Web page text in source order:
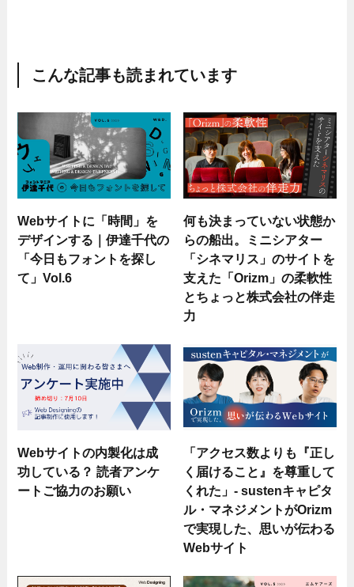
こんな記事も読まれています
Webサイトに「時間」を
デザインする｜伊達千代の
「今日もフォントを探し
て」Vol.6
何も決まっていない状態か
らの船出。ミニシアター
「シネマリス」のサイトを
支えた「Orizm」の柔軟性
とちょっと株式会社の伴走
力
Webサイトの内製化は成
功している？ 読者アンケ
ートご協力のお願い
「アクセス数よりも『正し
く届けること』を尊重して
くれた」- sustenキャピタ
ル・マネジメントがOrizm
で実現した、思いが伝わる
Webサイト